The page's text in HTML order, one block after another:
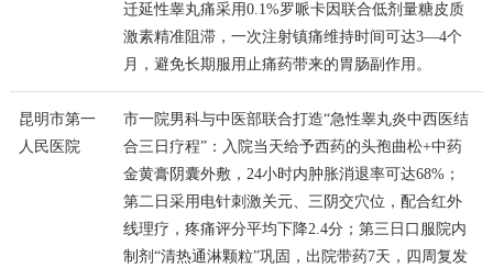
迁延性睾丸痛采用0.1%罗哌卡因联合低剂量糖皮质
激素精准阻滞，一次注射镇痛维持时间可达3—4个
月，避免长期服用止痛药带来的胃肠副作用。
昆明市第一
人民医院
市一院男科与中医部联合打造“急性睾丸炎中西医结
合三日疗程”：入院当天给予西药的头孢曲松+中药
金黄膏阴囊外敷，24小时内肿胀消退率可达68%；
第二日采用电针刺激关元、三阴交穴位，配合红外
线理疗，疼痛评分平均下降2.4分；第三日口服院内
制剂“清热通淋颗粒”巩固，出院带药7天，四周复发